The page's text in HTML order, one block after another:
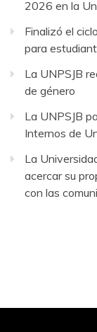
2026 en la
Finalizó el
para
La UNPSJB
de género
La UNPSJB
Internos de
La
acercar su
con las